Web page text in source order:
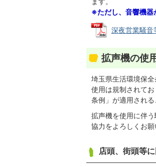
※ただし、音響機器
深夜営業騒音
拡声機の使
埼玉県生活環境保
使用は規制されて
条例」が適用される
拡声機を使用に伴
協力をよろしくお願
店頭、街頭等